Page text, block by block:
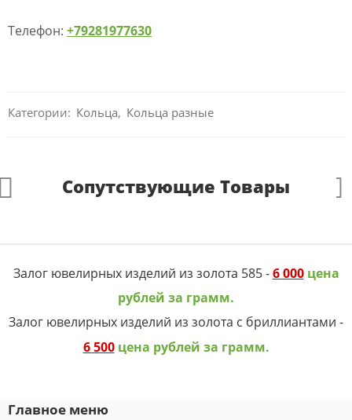
Телефон: +79281977630
Категории: Кольца, Кольца разные
Сопутствующие Товары
Залог ювелирных изделий из золота 585 -6 000цена
рублей за грамм.
Залог ювелирных изделий из золота с бриллиантами -
6 500цена рублей за грамм.
Главное меню